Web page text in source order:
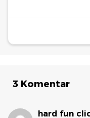
3 Komentar
hard fun